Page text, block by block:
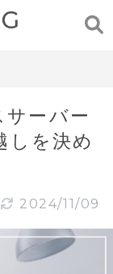
ーバー
を決め
2024/11/09